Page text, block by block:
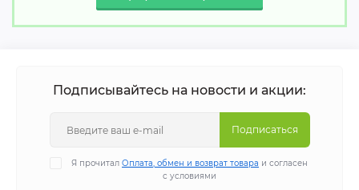
Подписывайтесь на новости и акции:
Подписаться
Я прочитал Оплата, обмен и возврат товара и согласен
с условиями